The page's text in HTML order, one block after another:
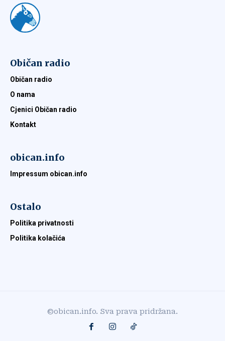
Običan radio
Običan radio
O nama
Cjenici Običan radio
Kontakt
obican.info
Impressum obican.info
Ostalo
Politika privatnosti
Politika kolačića
©obican.info. Sva prava pridržana.